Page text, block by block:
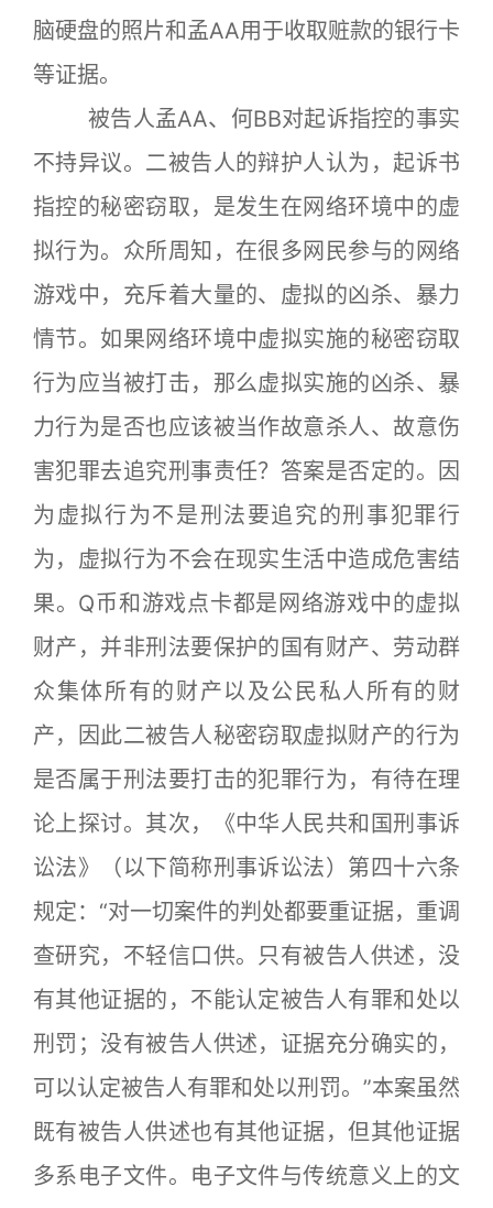
脑硬盘的照片和孟AA用于收取赃款的银行卡
等证据。
被告人孟AA、何BB对起诉指控的事实
不持异议。二被告人的辩护人认为，起诉书
指控的秘密窃取，是发生在网络环境中的虚
拟行为。众所周知，在很多网民参与的网络
游戏中，充斥着大量的、虚拟的凶杀、暴力
情节。如果网络环境中虚拟实施的秘密窃取
行为应当被打击，那么虚拟实施的凶杀、暴
力行为是否也应该被当作故意杀人、故意伤
害犯罪去追究刑事责任？答案是否定的。因
为虚拟行为不是刑法要追究的刑事犯罪行
为，虚拟行为不会在现实生活中造成危害结
果。Q币和游戏点卡都是网络游戏中的虚拟
财产，并非刑法要保护的国有财产、劳动群
众集体所有的财产以及公民私人所有的财
产，因此二被告人秘密窃取虚拟财产的行为
是否属于刑法要打击的犯罪行为，有待在理
论上探讨。其次，《中华人民共和国刑事诉
讼法》（以下简称刑事诉讼法）第四十六条
规定：“对一切案件的判处都要重证据，重调
查研究，不轻信口供。只有被告人供述，没
有其他证据的，不能认定被告人有罪和处以
刑罚；没有被告人供述，证据充分确实的，
可以认定被告人有罪和处以刑罚。”本案虽然
既有被告人供述也有其他证据，但其他证据
多系电子文件。电子文件与传统意义上的文